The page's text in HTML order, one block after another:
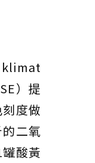
klimat
）提
度做
二氧
酸黃